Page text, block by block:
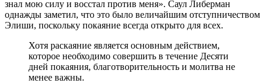
знал мою силу и восстал против меня». Саул Либерман
однажды заметил, что это было величайшим отступничеством
Элиши, поскольку покаяние всегда открыто для всех.
Хотя раскаяние является основным действием,
которое необходимо совершить в течение Десяти
дней покаяния, благотворительность и молитва не
менее важны.